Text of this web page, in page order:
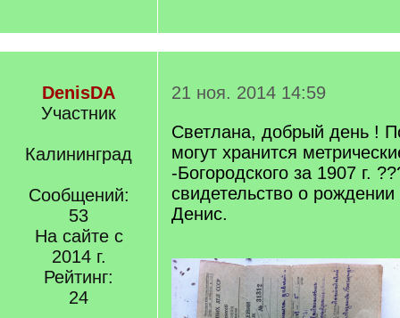
DenisDA
Участник
Калининград
Сообщений:
53
На сайте с
2014 г.
Рейтинг:
24
21 ноя. 2014 14:59
Светлана, добрый день !
могут хранится
-Богородского за 1907 г.
свидетельство о
Денис.